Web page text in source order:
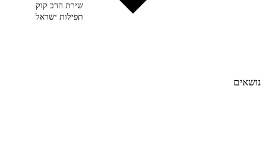
נושאים
שירת הרב קוק
תפילות ישראל